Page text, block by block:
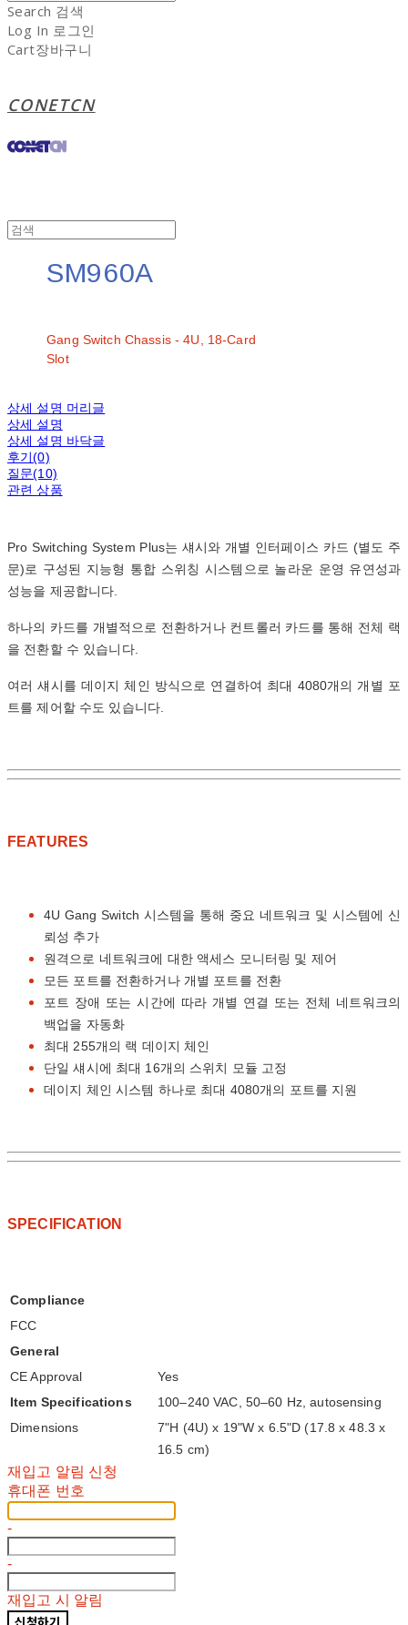
Search 검색
Log In 로그인
Cart장바구니
CONETCN
SM960A
Gang Switch Chassis - 4U, 18-Card
Slot
상세 설명 머리글
상세 설명
상세 설명 바닥글
후기(0)
질문(10)
관련 상품
Pro Switching System Plus는 섀시와 개별 인터페이스 카드 (별도 주
문)로 구성된 지능형 통합 스위칭 시스템으로 놀라운 운영 유연성과
성능을 제공합니다.
하나의 카드를 개별적으로 전환하거나 컨트롤러 카드를 통해 전체 랙
을 전환할 수 있습니다.
여러 섀시를 데이지 체인 방식으로 연결하여 최대 4080개의 개별 포
트를 제어할 수도 있습니다.
FEATURES
4U Gang Switch 시스템을 통해 중요 네트워크 및 시스템에 신
뢰성 추가
원격으로 네트워크에 대한 액세스 모니터링 및 제어
모든 포트를 전환하거나 개별 포트를 전환
포트 장애 또는 시간에 따라 개별 연결 또는 전체 네트워크의
백업을 자동화
최대 255개의 랙 데이지 체인
단일 섀시에 최대 16개의 스위치 모듈 고정
데이지 체인 시스템 하나로 최대 4080개의 포트를 지원
SPECIFICATION
Compliance
FCC
General
CE Approval
Yes
Item Specifications
100–240 VAC, 50–60 Hz, autosensing
Dimensions
7"H (4U) x 19"W x 6.5"D (17.8 x 48.3 x
16.5 cm)
재입고 알림 신청
휴대폰 번호
-
-
재입고 시 알림